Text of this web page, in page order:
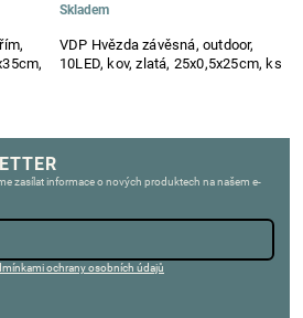
VDP Hvězda závěsná, outdoor,
10LED, kov, zlatá, 25x0,5x25cm, ks
Skladem
zasílat informace o nových produktech na našem e-
ochrany osobních údajů